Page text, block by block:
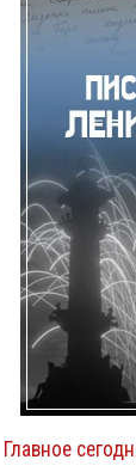
Главное